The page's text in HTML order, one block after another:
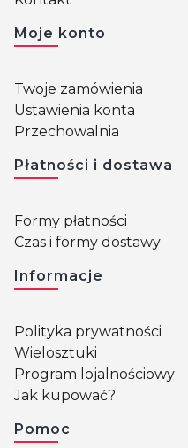
Moje konto
Twoje zamówienia
Ustawienia konta
Przechowalnia
Płatności i dostawa
Formy płatności
Czas i formy dostawy
Informacje
Polityka prywatności
Wielosztuki
Program lojalnościowy
Jak kupować?
Pomoc